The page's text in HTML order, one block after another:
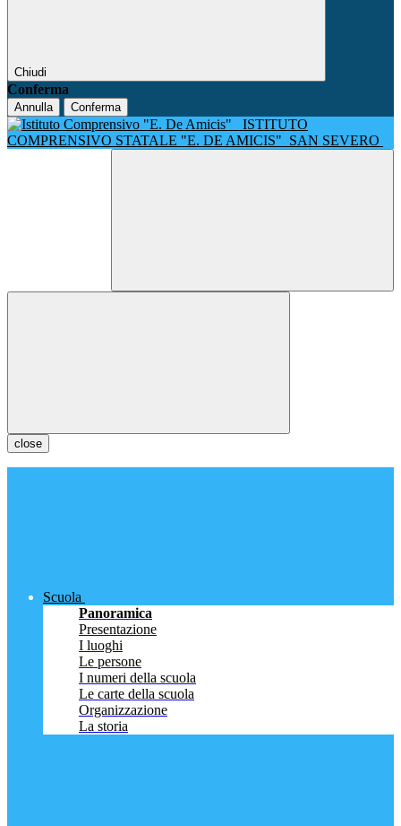
Chiudi
Conferma
Annulla Conferma
ISTITUTO
COMPRENSIVO STATALE "E. DE AMICIS" SAN SEVERO
close
Scuola
Panoramica
Presentazione
I luoghi
Le persone
I numeri della scuola
Le carte della scuola
Organizzazione
La storia